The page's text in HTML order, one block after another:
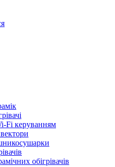
Fi керуванням
обігрівачів